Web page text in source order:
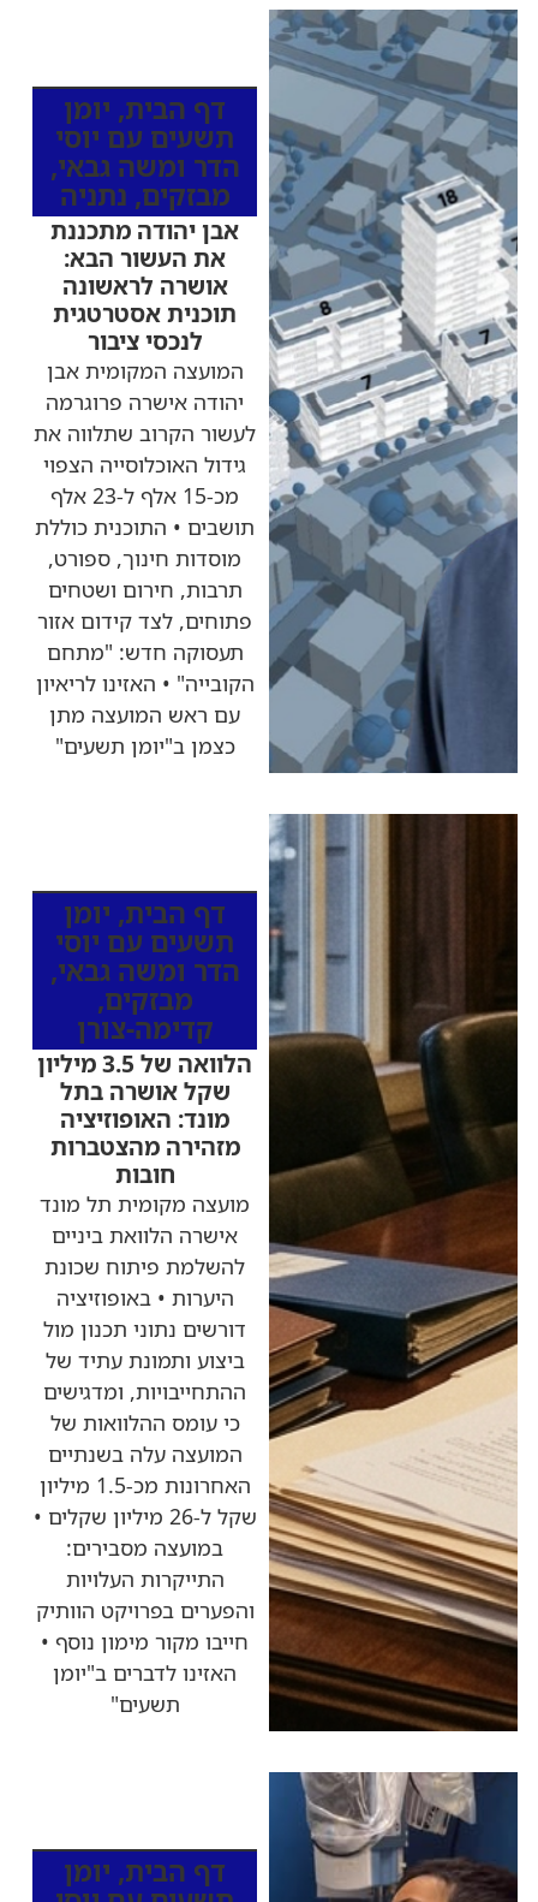
דף הבית, יומן
תשעים עם יוסי
הדר ומשה גבאי,
מבזקים, נתניה
אבן יהודה מתכננת
את העשור הבא:
אושרה לראשונה
תוכנית אסטרטגית
לנכסי ציבור
המועצה המקומית אבן
יהודה אישרה פרוגרמה
לעשור הקרוב שתלווה את
גידול האוכלוסייה הצפוי
מכ-15 אלף ל-23 אלף
תושבים • התוכנית כוללת
מוסדות חינוך, ספורט,
תרבות, חירום ושטחים
פתוחים, לצד קידום אזור
תעסוקה חדש: "מתחם
הקובייה" • האזינו לריאיון
עם ראש המועצה מתן
כצמן ב"יומן תשעים"
דף הבית, יומן
תשעים עם יוסי
הדר ומשה גבאי,
מבזקים,
קדימה-צורן
הלוואה של 3.5 מיליון
שקל אושרה בתל
מונד: האופוזיציה
מזהירה מהצטברות
חובות
מועצה מקומית תל מונד
אישרה הלוואת ביניים
להשלמת פיתוח שכונת
היערות • באופוזיציה
דורשים נתוני תכנון מול
ביצוע ותמונת עתיד של
ההתחייבויות, ומדגישים
כי עומס ההלוואות של
המועצה עלה בשנתיים
האחרונות מכ-1.5 מיליון
שקל ל-26 מיליון שקלים •
במועצה מסבירים:
התייקרות העלויות
והפערים בפרויקט הוותיק
חייבו מקור מימון נוסף •
האזינו לדברים ב"יומן
תשעים"
דף הבית, יומן